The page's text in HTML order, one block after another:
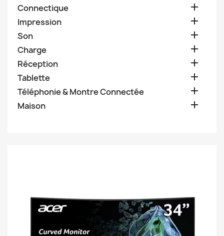
Connectique 
Impression 
Son 
Charge 
Réception 
Tablette 
Téléphonie & Montre Connectée 
Maison 